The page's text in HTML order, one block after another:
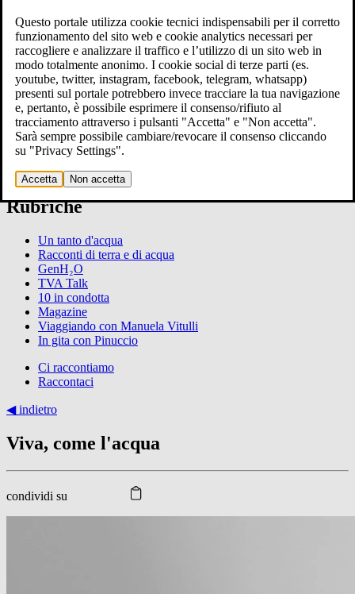
Persone
TG
Photostories
Articoli
Eventi
Rubriche
Un tanto d'acqua
Racconti di terra e di acqua
GenH₂O
TVA Talk
10 in condotta
Magazine
Viaggiando con Manuela Vitulli
In gita con Pinuccio
Ci raccontiamo
Raccontaci
◀︎ indietro
Viva, come l'acqua
condividi su
Questo portale utilizza cookie tecnici indispensabili per il corretto
funzionamento del sito web e cookie analytics necessari per
raccogliere e analizzare il traffico e l’utilizzo di un sito web in
modo totalmente anonimo. I cookie social di terze parti (es.
youtube, twitter, instagram, facebook, telegram, whatsapp)
presenti sul portale potrebbero invece tracciare la tua navigazione
e, pertanto, è possibile esprimere il consenso/rifiuto al
tracciamento attraverso i pulsanti "Accetta" e "Non accetta".
Sarà sempre possibile cambiare/revocare il consenso cliccando
su "Privacy Settings".
Accetta Non accetta